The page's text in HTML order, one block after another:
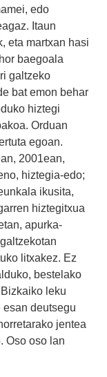
edo
Itaun
eta martxan hasi
baegoala
galtzeko
bat emon behar
hiztegi
Orduan
egoan.
2001ean,
hiztegia-edo;
ikusita,
hiztegitxua
apurka-
litxakez. Ez
bestelako
leku
deutsegu
jentea
Oso oso lan